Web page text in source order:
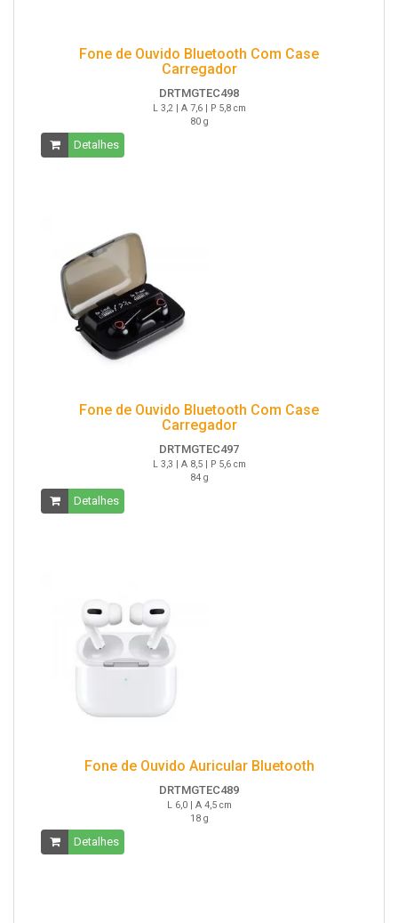
Fone de Ouvido Bluetooth Com Case
Carregador
DRTMGTEC498
L 3,2 | A 7,6 | P 5,8 cm
80 g
Detalhes
Fone de Ouvido Bluetooth Com Case
Carregador
DRTMGTEC497
L 3,3 | A 8,5 | P 5,6 cm
84 g
Detalhes
Fone de Ouvido Auricular Bluetooth
DRTMGTEC489
L 6,0 | A 4,5 cm
18 g
Detalhes